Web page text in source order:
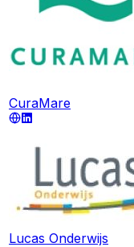
CuraMare
Lucas Onderwijs